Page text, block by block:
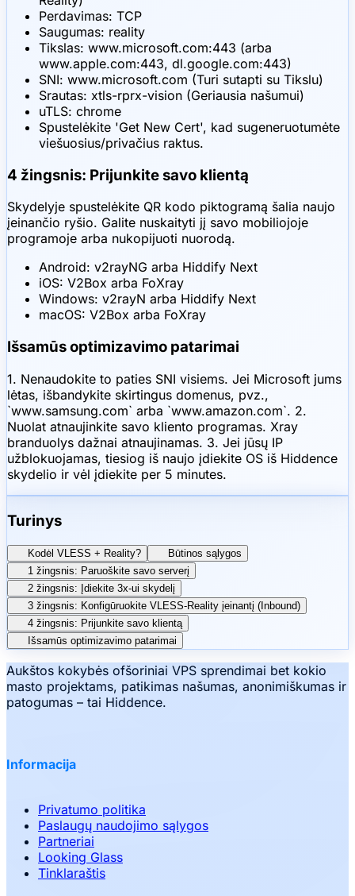
Perdavimas: TCP
Saugumas: reality
Tikslas: www.microsoft.com:443 (arba
www.apple.com:443, dl.google.com:443)
SNI: www.microsoft.com (Turi sutapti su Tikslu)
Srautas: xtls-rprx-vision (Geriausia našumui)
uTLS: chrome
Spustelėkite 'Get New Cert', kad sugeneruotumėte
viešuosius/privačius raktus.
4 žingsnis: Prijunkite savo klientą
Skydelyje spustelėkite QR kodo piktogramą šalia naujo
įeinančio ryšio. Galite nuskaityti jį savo mobiliojoje
programoje arba nukopijuoti nuorodą.
Android: v2rayNG arba Hiddify Next
iOS: V2Box arba FoXray
Windows: v2rayN arba Hiddify Next
macOS: V2Box arba FoXray
Išsamūs optimizavimo patarimai
1. Nenaudokite to paties SNI visiems. Jei Microsoft jums
lėtas, išbandykite skirtingus domenus, pvz.,
`www.samsung.com` arba `www.amazon.com`. 2.
Nuolat atnaujinkite savo kliento programas. Xray
branduolys dažnai atnaujinamas. 3. Jei jūsų IP
užblokuojamas, tiesiog iš naujo įdiekite OS iš Hiddence
skydelio ir vėl įdiekite per 5 minutes.
Turinys
Kodėl VLESS + Reality?
Būtinos sąlygos
1 žingsnis: Paruoškite savo serverį
2 žingsnis: Įdiekite 3x-ui skydelį
3 žingsnis: Konfigūruokite VLESS-Reality įeinantį (Inbound)
4 žingsnis: Prijunkite savo klientą
Išsamūs optimizavimo patarimai
Aukštos kokybės ofšoriniai VPS sprendimai bet kokio
masto projektams, patikimas našumas, anonimiškumas ir
patogumas – tai Hiddence.
Informacija
Privatumo politika
Paslaugų naudojimo sąlygos
Partneriai
Looking Glass
Tinklaraštis